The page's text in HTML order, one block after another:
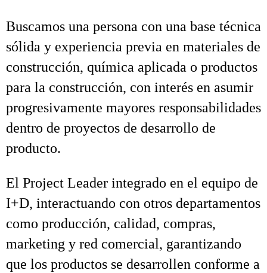
Buscamos una persona con una base técnica
sólida y experiencia previa en materiales de
construcción, química aplicada o productos
para la construcción, con interés en asumir
progresivamente mayores responsabilidades
dentro de proyectos de desarrollo de
producto.
El Project Leader integrado en el equipo de
I+D, interactuando con otros departamentos
como producción, calidad, compras,
marketing y red comercial, garantizando
que los productos se desarrollen conforme a